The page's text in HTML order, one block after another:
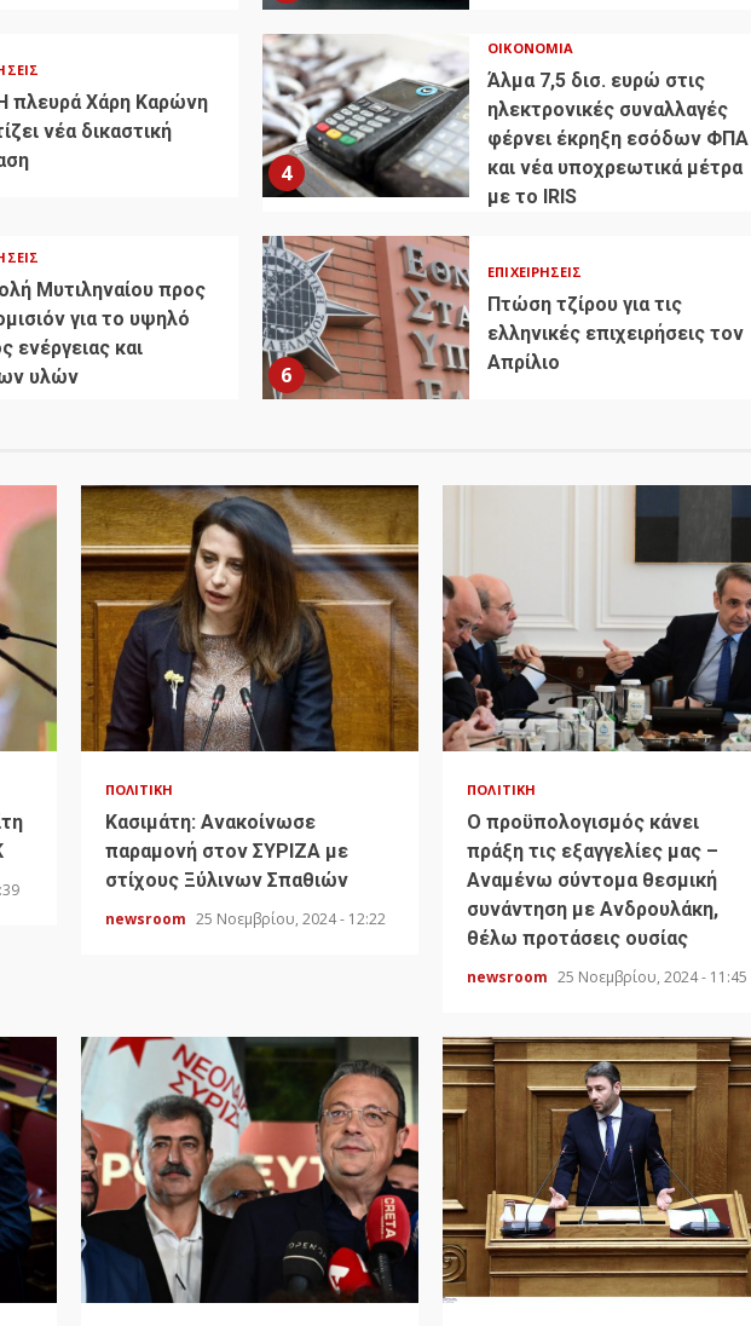
πλευρά Χάρη Καρώνη
νέα δικαστική
4
ΟΙΚΟΝΟΜΊΑ
Άλμα 7,5 δισ. ευρώ στις
ηλεκτρονικές συναλλαγές
φέρνει έκρηξη εσόδων ΦΠΑ
και νέα υποχρεωτικά μέτρα
με το IRIS
Μυτιληναίου προς
για το υψηλό
ενέργειας και
υλών
6
ΕΠΙΧΕΙΡΉΣΕΙΣ
Πτώση τζίρου για τις
ελληνικές επιχειρήσεις τον
Απρίλιο
ΠΟΛΙΤΙΚΉ
Κασιμάτη: Ανακοίνωσε
παραμονή στον ΣΥΡΙΖΑ με
στίχους Ξύλινων Σπαθιών
newsroom 25 Νοεμβρίου, 2024 - 12:22
ΠΟΛΙΤΙΚΉ
Ο προϋπολογισμός κάνει
πράξη τις εξαγγελίες μας –
Αναμένω σύντομα θεσμική
συνάντηση με Ανδρουλάκη,
θέλω προτάσεις ουσίας
newsroom 25 Νοεμβρίου, 2024 - 11:45